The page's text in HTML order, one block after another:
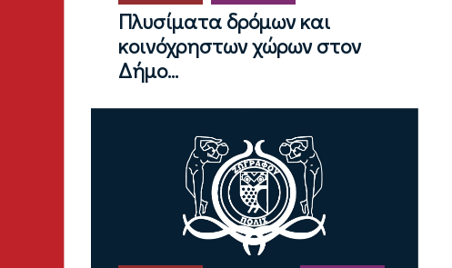
Πλυσίματα δρόμων και
κοινόχρηστων χώρων στον
Δήμο...